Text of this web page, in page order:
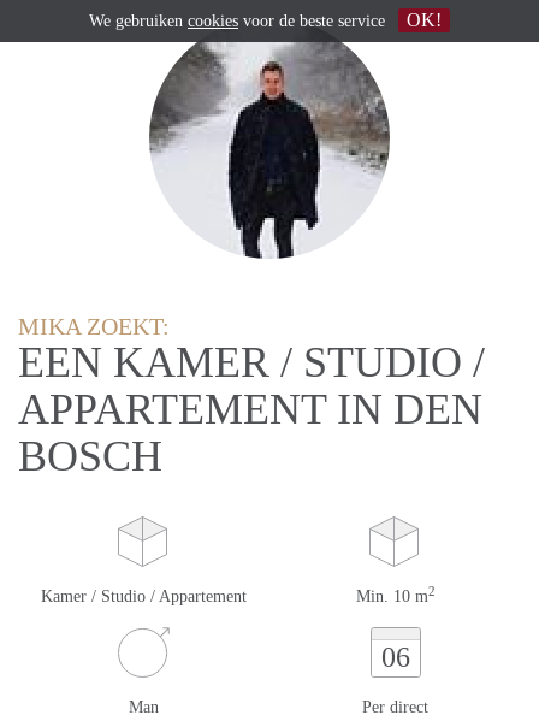
MIKA ZOEKT:
EEN KAMER / STUDIO /
APPARTEMENT IN DEN
BOSCH
Kamer / Studio / Appartement Min. 10 m2
Man
06
Per direct
We gebruiken cookies voor de beste service OK!